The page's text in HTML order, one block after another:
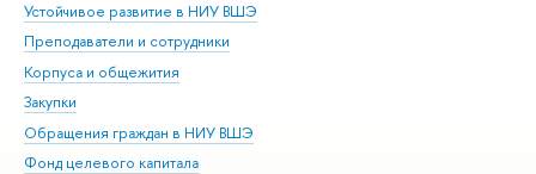
Устойчивое развитие в НИУ ВШЭ
Преподаватели и сотрудники
Корпуса и общежития
Закупки
Обращения граждан в НИУ ВШЭ
Фонд целевого капитала